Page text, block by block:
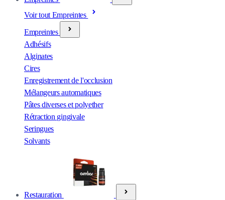
Voir tout Empreintes
Empreintes
Adhésifs
Alginates
Cires
Enregistrement de l'occlusion
Mélangeurs automatiques
Pâtes diverses et polyether
Rétraction gingivale
Seringues
Solvants
Restauration